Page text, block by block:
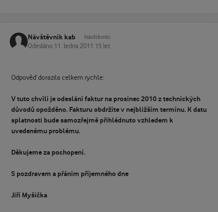
Návštěvník kab Návštěvníci
Odesláno 11. ledna 2011 15 let
Odpověď dorazila celkem rychle:
V tuto chvíli je odeslání faktur na prosinec 2010 z technických
důvodů opožděno. Fakturu obdržíte v nejbližším termínu. K datu
splatnosti bude samozřejmě přihlédnuto vzhledem k
uvedenému problému.
Děkujeme za pochopení.
S pozdravem a přáním příjemného dne
Jiří Myšička